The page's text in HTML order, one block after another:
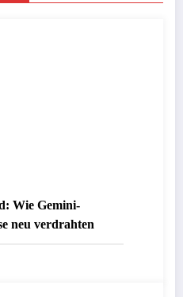
Wie Gemini-
neu verdrahten